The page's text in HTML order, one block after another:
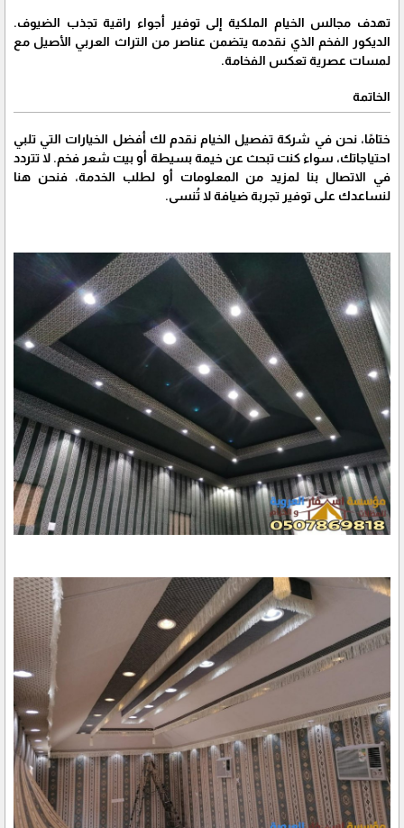
تهدف مجالس الخيام الملكية إلى توفير أجواء راقية تجذب الضيوف.
الديكور الفخم الذي نقدمه يتضمن عناصر من التراث العربي الأصيل مع
لمسات عصرية تعكس الفخامة.
الخاتمة
ختامًا، نحن في شركة تفصيل الخيام نقدم لك أفضل الخيارات التي تلبي
احتياجاتك، سواء كنت تبحث عن خيمة بسيطة أو بيت شعر فخم. لا تتردد
في الاتصال بنا لمزيد من المعلومات أو لطلب الخدمة، فنحن هنا
لنساعدك على توفير تجربة ضيافة لا تُنسى.